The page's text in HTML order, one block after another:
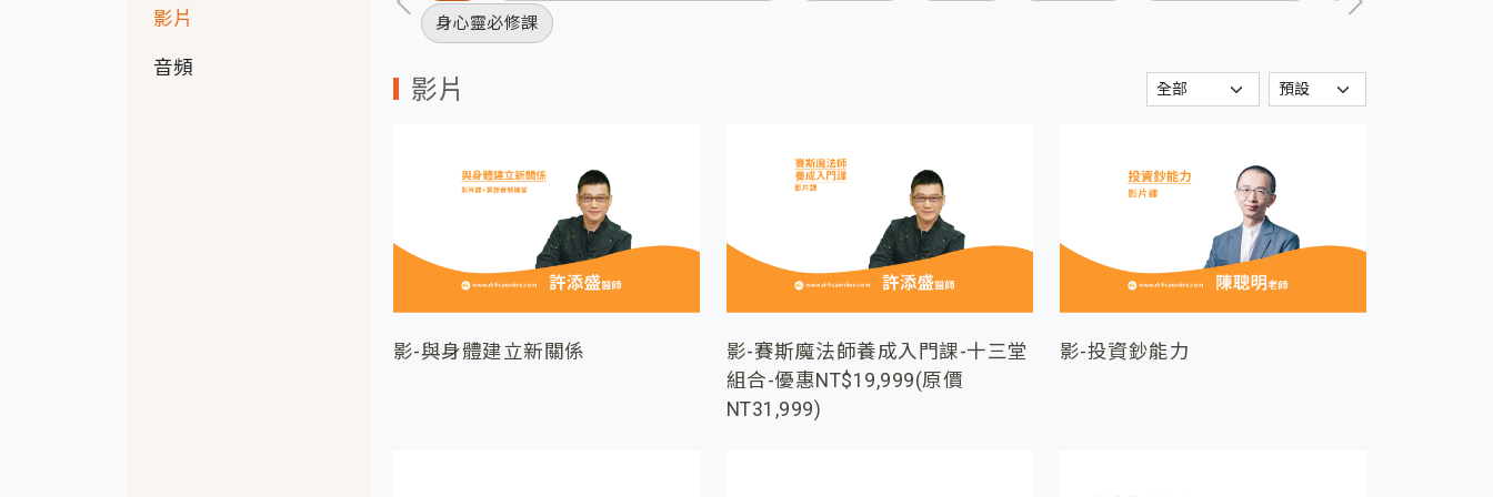
影片
音頻
身心靈必修課
影片
影-與身體建立新關係
影-賽斯魔法師養成入門課-十三堂
組合-優惠NT$19,999(原價
NT31,999)
影-投資鈔能力